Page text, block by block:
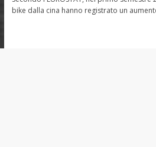
bike dalla cina hanno registrato un